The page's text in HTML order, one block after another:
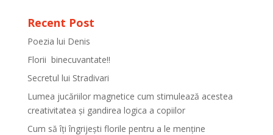
Recent Post
Poezia lui Denis
Florii binecuvantate!!
Secretul lui Stradivari
Lumea jucăriilor magnetice cum stimulează acestea
creativitatea și gandirea logica a copiilor
Cum să îți îngrijești florile pentru a le menține